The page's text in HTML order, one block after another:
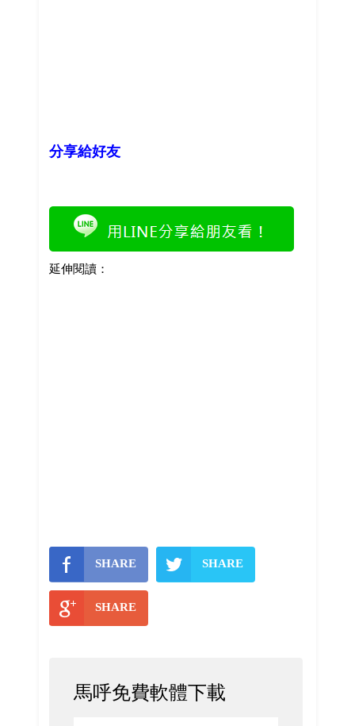
分享給好友
延伸閱讀：
SHARE SHARE
SHARE
馬呼免費軟體下載